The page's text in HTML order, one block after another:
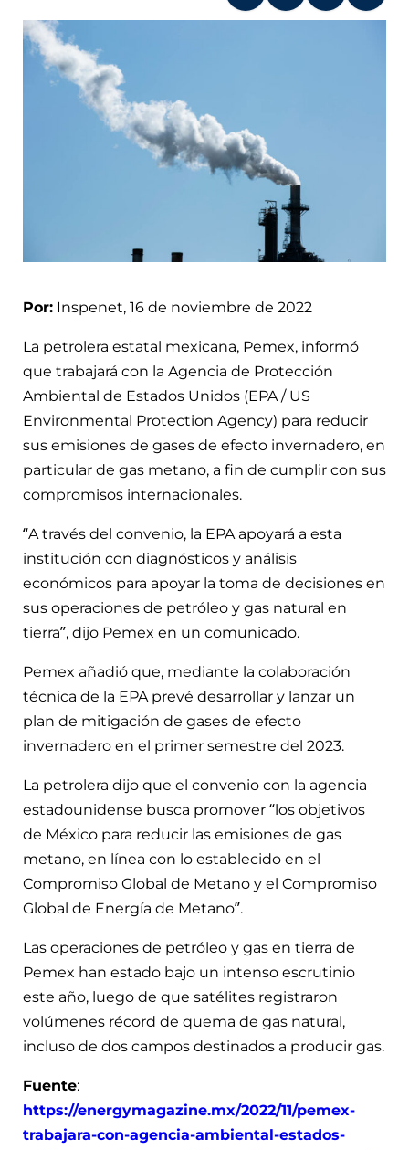
Por: Inspenet, 16 de noviembre de 2022
La petrolera estatal mexicana, Pemex, informó
que trabajará con la Agencia de Protección
Ambiental de Estados Unidos (EPA / US
Environmental Protection Agency) para reducir
sus emisiones de gases de efecto invernadero, en
particular de gas metano, a fin de cumplir con sus
compromisos internacionales.
“A través del convenio, la EPA apoyará a esta
institución con diagnósticos y análisis
económicos para apoyar la toma de decisiones en
sus operaciones de petróleo y gas natural en
tierra”, dijo Pemex en un comunicado.
Pemex añadió que, mediante la colaboración
técnica de la EPA prevé desarrollar y lanzar un
plan de mitigación de gases de efecto
invernadero en el primer semestre del 2023.
La petrolera dijo que el convenio con la agencia
estadounidense busca promover “los objetivos
de México para reducir las emisiones de gas
metano, en línea con lo establecido en el
Compromiso Global de Metano y el Compromiso
Global de Energía de Metano”.
Las operaciones de petróleo y gas en tierra de
Pemex han estado bajo un intenso escrutinio
este año, luego de que satélites registraron
volúmenes récord de quema de gas natural,
incluso de dos campos destinados a producir gas.
Fuente:
https://energymagazine.mx/2022/11/pemex-
trabajara-con-agencia-ambiental-estados-